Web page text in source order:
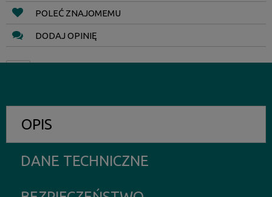
POLEĆ ZNAJOMEMU
DODAJ OPINIĘ
OPIS
DANE TECHNICZNE